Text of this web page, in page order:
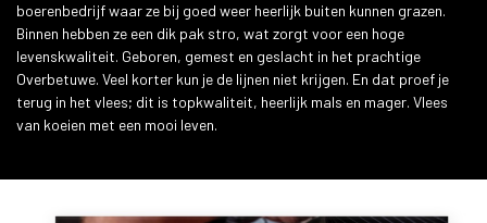
boerenbedrijf waar ze bij goed weer heerlijk buiten kunnen grazen.
Binnen hebben ze een dik pak stro, wat zorgt voor een hoge
levenskwaliteit. Geboren, gemest en geslacht in het prachtige
Overbetuwe. Veel korter kun je de lijnen niet krijgen. En dat proef je
terug in het vlees; dit is topkwaliteit, heerlijk mals en mager. Vlees
van koeien met een mooi leven.